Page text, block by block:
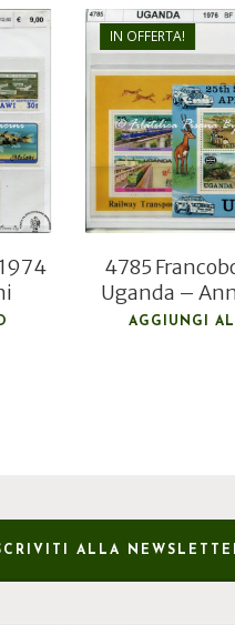
IN OFFERTA!
€
€
4785
Uganda –
AGGIUNGI
ALLA